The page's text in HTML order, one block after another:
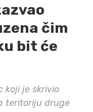
čim
bit će
koji je skrivio
teritoriju druge